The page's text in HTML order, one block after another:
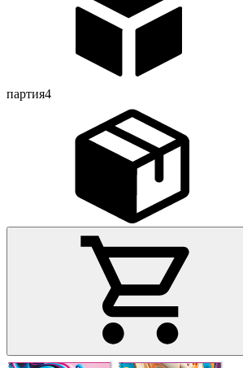
партия4